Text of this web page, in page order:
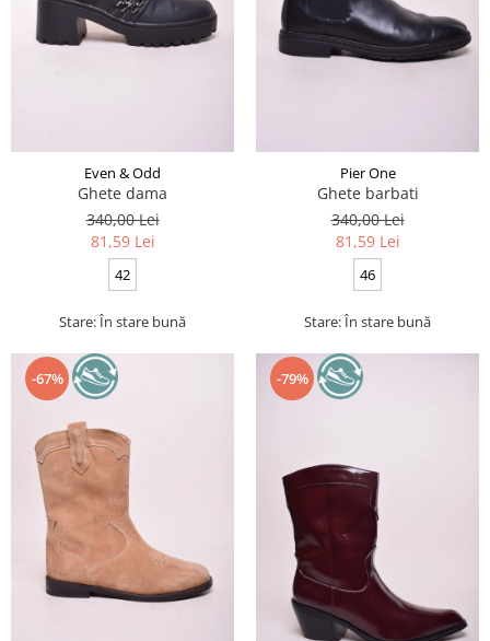
Even & Odd
Ghete dama
340,00 Lei
81,59 Lei
42
Stare: În stare bună
Pier One
Ghete barbati
340,00 Lei
81,59 Lei
46
Stare: În stare bună
-67% -79%